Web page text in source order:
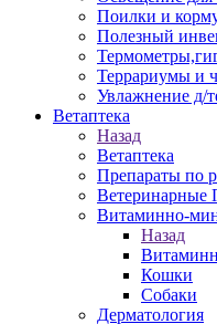
Поилки и
Полезный
Террариумы и
Увлажнение д/
Ветаптека
Назад
Ветаптека
Препараты по
Ветеринарные
Витаминно-
Назад
Кошки
Собаки
Дерматология